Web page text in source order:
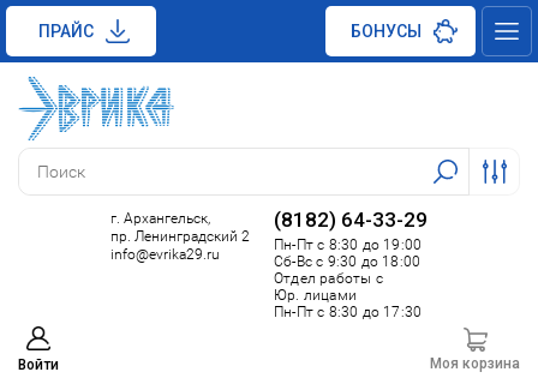
ПРАЙС БОНУСЫ
г. Архангельск,
пр. Ленинградский 2
info@evrika29.ru
(8182) 64-33-29
Пн-Пт с 8:30 до 19:00
Сб-Вс с 9:30 до 18:00
Отдел работы с
Юр. лицами
Пн-Пт с 8:30 до 17:30
Войти Моя корзина